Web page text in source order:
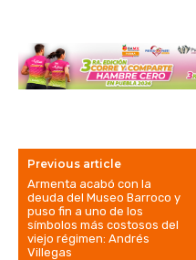
Previous article
Armenta acabó con la
deuda del Museo Barroco y
puso fin a uno de los
símbolos más costosos del
viejo régimen: Andrés
Villegas